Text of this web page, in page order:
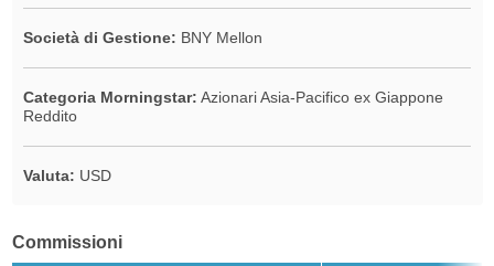
Società di Gestione: BNY Mellon
Categoria Morningstar: Azionari Asia-Pacifico ex Giappone
Reddito
Valuta: USD
Commissioni